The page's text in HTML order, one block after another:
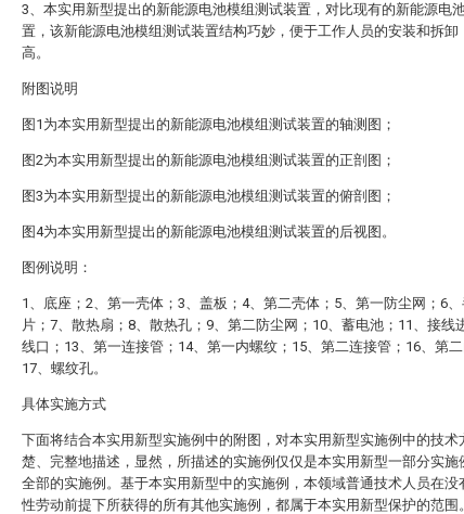
3、本实用新型提出的新能源电池模组测试装置，对比现有的新能源电
置，该新能源电池模组测试装置结构巧妙，便于工作人员的安装和拆卸
高。
附图说明
图1为本实用新型提出的新能源电池模组测试装置的轴测图；
图2为本实用新型提出的新能源电池模组测试装置的正剖图；
图3为本实用新型提出的新能源电池模组测试装置的俯剖图；
图4为本实用新型提出的新能源电池模组测试装置的后视图。
图例说明：
1、底座；2、第一壳体；3、盖板；4、第二壳体；5、第一防尘网；6
片；7、散热扇；8、散热孔；9、第二防尘网；10、蓄电池；11、接线
线口；13、第一连接管；14、第一内螺纹；15、第二连接管；16、第二
17、螺纹孔。
具体实施方式
下面将结合本实用新型实施例中的附图，对本实用新型实施例中的技术
楚、完整地描述，显然，所描述的实施例仅仅是本实用新型一部分实施
全部的实施例。基于本实用新型中的实施例，本领域普通技术人员在没
性劳动前提下所获得的所有其他实施例，都属于本实用新型保护的范围。